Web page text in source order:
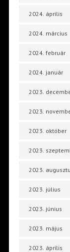
2024. április
2024. március
2024. február
2024. január
2023.
2023.
2023. október
2023.
2023.
2023. július
2023. június
2023. május
2023. április